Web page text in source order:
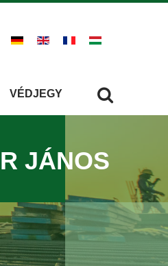
VÉDJEGY
JÁNOS